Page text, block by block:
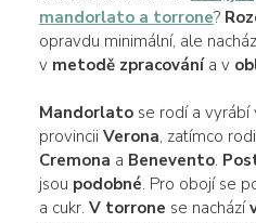
mandorlato a torrone?
opravdu minimální, ale
v metodě zpracovánía v
Mandorlatose rodí a vyrábí
provincii Verona, zatímco
Cremona a Benevento.
jsou podobné. Pro obojí se
a cukr. V torrone se nachází